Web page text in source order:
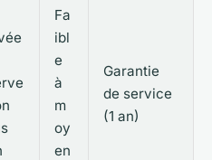
Fa
ibl
e
à
m
oy
en
Garantie
de service
(1 an)